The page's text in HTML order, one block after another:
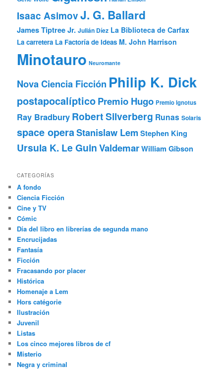
Isaac AsimovJ. G. Ballard
James Tiptree Jr. Julián Díez La Biblioteca de Carfax
La carretera La Factoría de Ideas M. John Harrison
Minotauro Neuromante
Nova Ciencia Ficción Philip K. Dick
postapocalípticoPremio Hugo Premio Ignotus
Ray Bradbury Robert Silverberg Runas Solaris
space operaStanislaw Lem Stephen King
Ursula K. Le GuinValdemarWilliam Gibson
CATEGORÍAS
A fondo
Ciencia Ficción
Cine y TV
Cómic
Día del libro en librerías de segunda mano
Encrucijadas
Fantasía
Ficción
Fracasando por placer
Histórica
Homenaje a Lem
Hors catégorie
Ilustración
Juvenil
Listas
Los cinco mejores libros de cf
Misterio
Negra y criminal